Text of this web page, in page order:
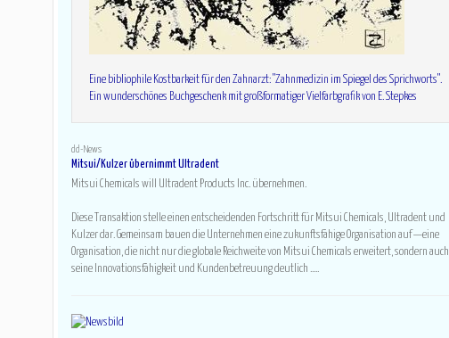
Eine bibliophile Kostbarkeit für den Zahnarzt: "Zahnmedizin im Spiegel des Sprichworts".
Ein wunderschönes Buchgeschenk mit großformatiger Vielfarbgrafik von E. Stepkes
dd-News
Mitsui/Kulzer übernimmt Ultradent
Mitsui Chemicals will Ultradent Products Inc. übernehmen.
Diese Transaktion stelle einen entscheidenden Fortschritt für Mitsui Chemicals, Ultradent und
Kulzer dar. Gemeinsam bauen die Unternehmen eine zukunftsfähige Organisation auf —eine
Organisation, die nicht nur die globale Reichweite von Mitsui Chemicals erweitert, sondern auch
seine Innovationsfähigkeit und Kundenbetreuung deutlich .....